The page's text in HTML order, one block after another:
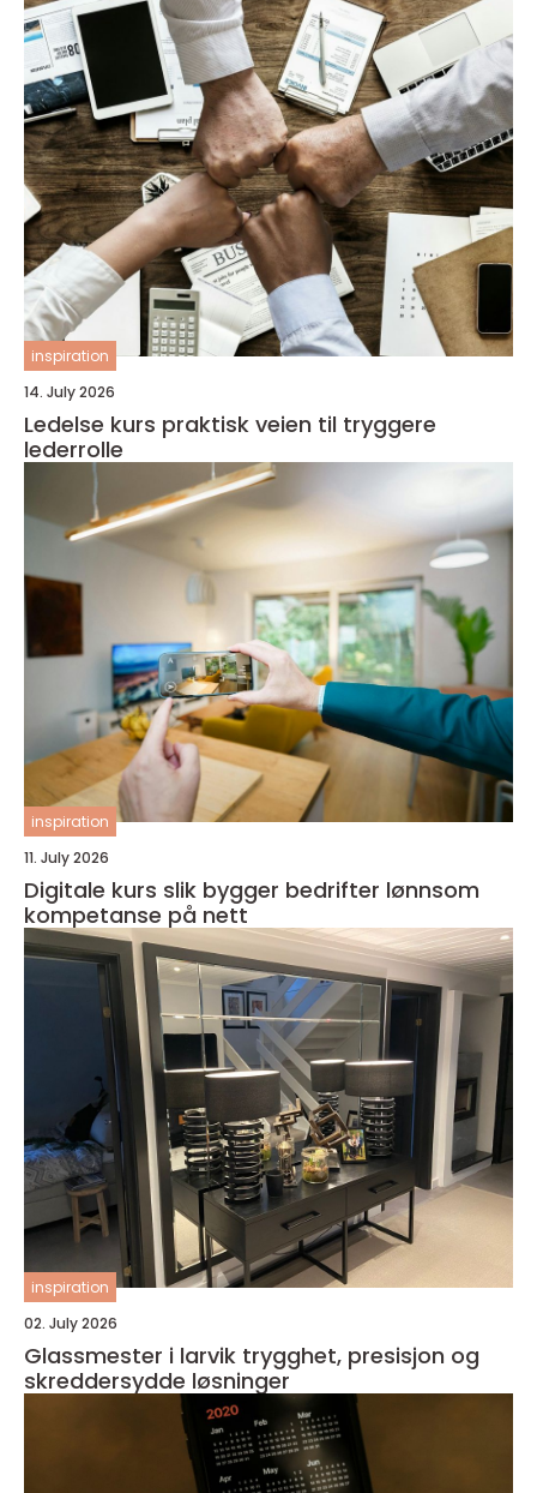
inspiration
14. July 2026
Ledelse kurs praktisk veien til tryggere
lederrolle
inspiration
11. July 2026
Digitale kurs slik bygger bedrifter lønnsom
kompetanse på nett
inspiration
02. July 2026
Glassmester i larvik trygghet, presisjon og
skreddersydde løsninger